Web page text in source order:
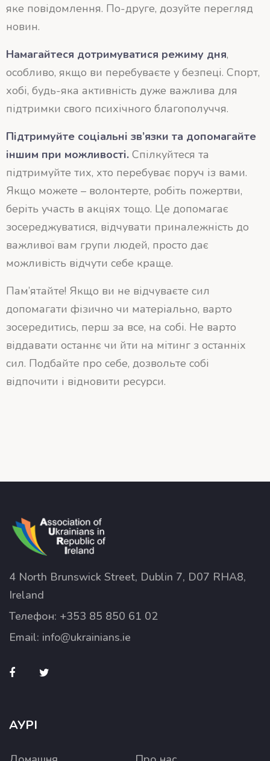
яке повідомлення. По-друге, дозуйте перегляд
новин.
Намагайтеся дотримуватися режиму дня,
особливо, якщо ви перебуваєте у безпеці. Спорт,
хобі, будь-яка активність дуже важлива для
підтримки свого психічного благополуччя.
Підтримуйте соціальні зв’язки та допомагайте
іншим при можливості. Спілкуйтеся та
підтримуйте тих, хто перебуває поруч із вами.
Якщо можете – волонтерте, робіть пожертви,
беріть участь в акціях тощо. Це допомагає
зосереджуватися, відчувати приналежність до
важливої вам групи людей, просто дає
можливість відчути себе краще.
Пам’ятайте! Якщо ви не відчуваєте сил
допомагати фізично чи матеріально, варто
зосередитись, перш за все, на собі. Не варто
віддавати останнє чи йти на мітинг з останніх
сил. Подбайте про себе, дозвольте собі
відпочити і відновити ресурси.
4 North Brunswick Street, Dublin 7, D07 RHA8,
Ireland
Телефон: +353 85 850 61 02
Email: info@ukrainians.ie
АУРІ